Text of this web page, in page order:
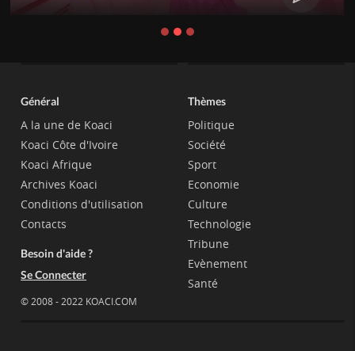
Général
A la une de Koaci
Koaci Côte d'Ivoire
Koaci Afrique
Archives Koaci
Conditions d'utilisation
Contacts
Besoin d'aide ?
Se Connecter
© 2008 - 2022 KOACI.COM
Thèmes
Politique
Société
Sport
Economie
Culture
Technologie
Tribune
Evènement
Santé